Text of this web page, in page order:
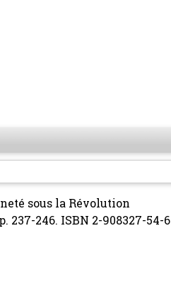
sous la Révolution
237-246. ISBN 2-908327-54-6